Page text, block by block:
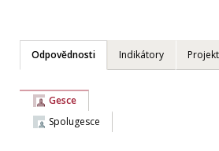
Odpovědnosti Indikátory
Gesce
Spolugesce